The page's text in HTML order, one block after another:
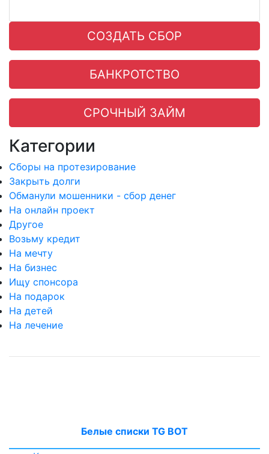
СОЗДАТЬ СБОР
БАНКРОТСТВО
СРОЧНЫЙ ЗАЙМ
Категории
Сборы на протезирование
Закрыть долги
Обманули мошенники - сбор денег
На онлайн проект
Другое
Возьму кредит
На мечту
На бизнес
Ищу спонсора
На подарок
На детей
На лечение
Белые списки TG BOT